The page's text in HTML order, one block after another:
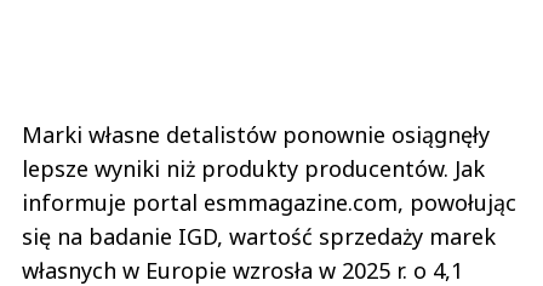
Marki własne detalistów ponownie osiągnęły
lepsze wyniki niż produkty producentów. Jak
informuje portal esmmagazine.com, powołując
się na badanie IGD, wartość sprzedaży marek
własnych w Europie wzrosła w 2025 r. o 4,1